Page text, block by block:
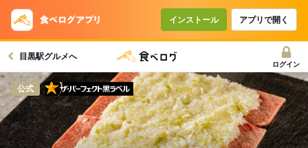
インストール アプリで開く
目黒駅グルメへ
ログイン
公式 ザ・パーフェクト黒ラベル